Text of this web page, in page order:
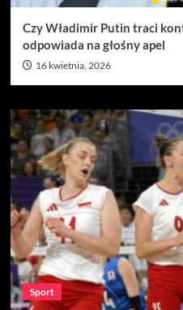
Czy Władimir Putin traci
odpowiada na głośny apel
16 kwietnia, 2026
Sport